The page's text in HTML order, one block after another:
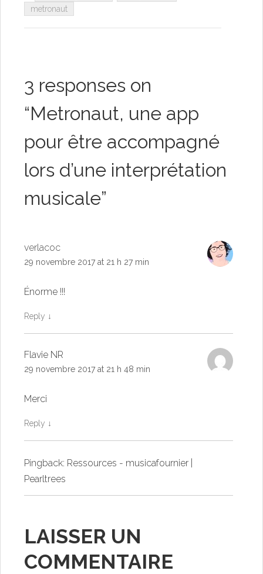
metronaut
3 responses on
“Metronaut, une app
pour être accompagné
lors d’une interprétation
musicale”
verlacoc
29 novembre 2017 at 21 h 27 min
Énorme !!!
Reply ↓
Flavie NR
29 novembre 2017 at 21 h 48 min
Merci
Reply ↓
Pingback: Ressources - musicafournier |
Pearltrees
LAISSER UN
COMMENTAIRE